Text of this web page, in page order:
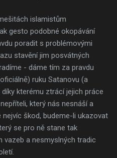
islamistům
gesto podobné okopávání
poradit s problémovými
stavění jim posvátných
- dáme tím za pravdu
ruku Satanovu (a
kterému ztrácí jejich práce
který nás nesnáší a
škod, budeme-li ukazovat
se pro ně stane tak
vazeb a nesmyslných tradic